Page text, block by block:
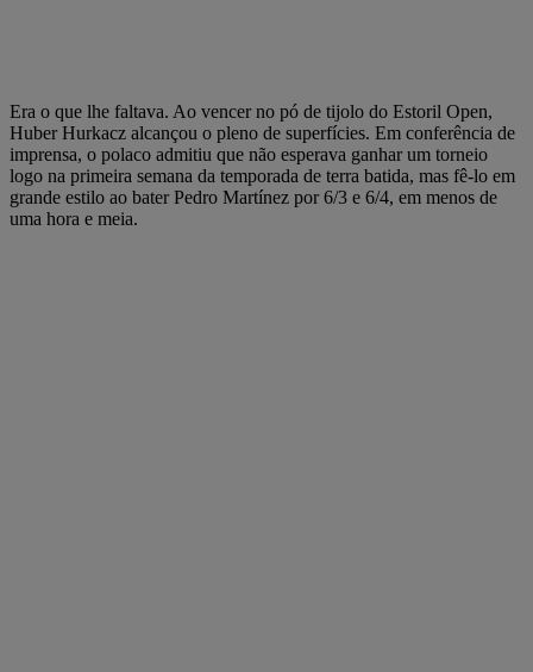
Era o que lhe faltava. Ao vencer no pó de tijolo do Estoril Open,
Huber Hurkacz alcançou o pleno de superfícies. Em conferência de
imprensa, o polaco admitiu que não esperava ganhar um torneio
logo na primeira semana da temporada de terra batida, mas fê-lo em
grande estilo ao bater Pedro Martínez por 6/3 e 6/4, em menos de
uma hora e meia.